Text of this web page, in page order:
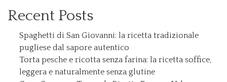
Recent Posts
Spaghetti di San Giovanni: la ricetta tradizionale
pugliese dal sapore autentico
Torta pesche e ricotta senza farina: la ricetta soffice,
leggera e naturalmente senza glutine